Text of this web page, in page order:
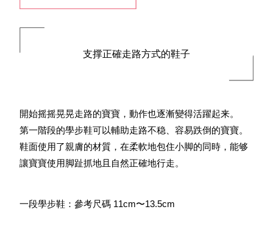
支撑正確走路方式的鞋子
開始摇摇晃晃走路的寶寶，動作也逐漸變得活躍起来。
第一階段的學步鞋可以輔助走路不稳、容易跌倒的寶寶。
鞋面使用了親膚的材質，在柔軟地包住小脚的同時，能够
讓寶寶使用脚趾抓地且自然正確地行走。
一段學步鞋：參考尺碼 11cm〜13.5cm